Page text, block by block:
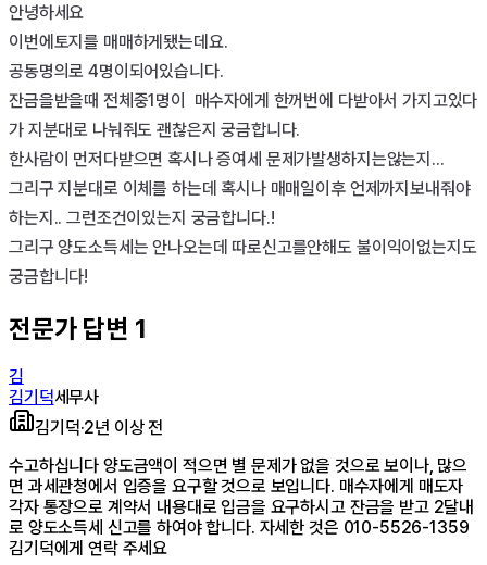
안녕하세요
이번에토지를 매매하게됐는데요.
공동명의로 4명이되어있습니다.
잔금을받을때 전체중1명이  매수자에게 한꺼번에 다받아서 가지고있다
가 지분대로 나눠줘도 괜찮은지 궁금합니다.
한사람이 먼저다받으면 혹시나 증여세 문제가발생하지는않는지...
그리구 지분대로 이체를 하는데 혹시나 매매일이후 언제까지보내줘야
하는지.. 그런조건이있는지 궁금합니다.!
그리구 양도소득세는 안나오는데 따로신고를안해도 불이익이없는지도
궁금합니다!
전문가 답변 1
김
김기덕세무사
김기덕·2년 이상 전
수고하십니다 양도금액이 적으면 별 문제가 없을 것으로 보이나, 많으
면 과세관청에서 입증을 요구할 것으로 보입니다. 매수자에게 매도자
각자 통장으로 계약서 내용대로 입금을 요구하시고 잔금을 받고 2달내
로 양도소득세 신고를 하여야 합니다. 자세한 것은 010-5526-1359
김기덕에게 연락 주세요